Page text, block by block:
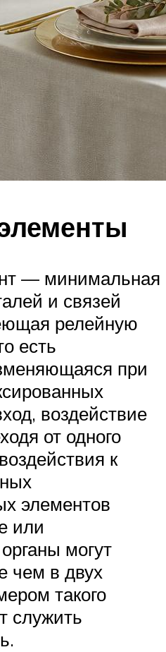
— минимальная
и связей
релейную
есть
при
воздействие
от одного
к
элементов
или
могут
чем в двух
такого
служить